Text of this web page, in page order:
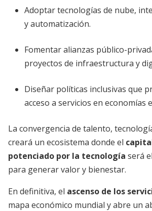
Adoptar tecnologías de nube,
y automatización.
Fomentar alianzas público-
proyectos de infraestructura y
Diseñar políticas inclusivas que
acceso a servicios en economías
La convergencia de talento,
creará un ecosistema donde el
potenciado por la tecnología será
para generar valor y bienestar.
En definitiva, el ascenso de los
mapa económico mundial y abre un